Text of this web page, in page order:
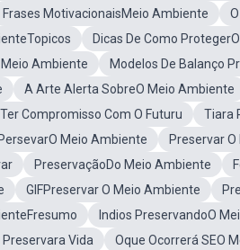
Frases MotivacionaisMeio Ambiente
Dicas De Como
Ambiente
Modelos De Balanço
A Arte Alerta SobreO Meio Ambiente
Compromisso Com O Futuru
Tiara
Meio Ambiente
Preservar
PreservaçãoDo Meio Ambiente
GIFPreservar O Meio Ambiente
Indios PreservandoO
Vida
Oque Ocorrerá SEO